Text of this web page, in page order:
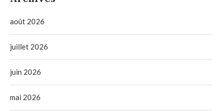
août 2026
juillet 2026
juin 2026
mai 2026